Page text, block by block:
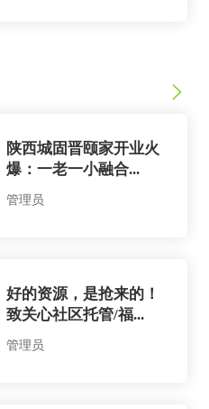
陕西城固晋颐家开业火
爆：一老一小融合...
管理员
好的资源，是抢来的！
致关心社区托管/福...
管理员